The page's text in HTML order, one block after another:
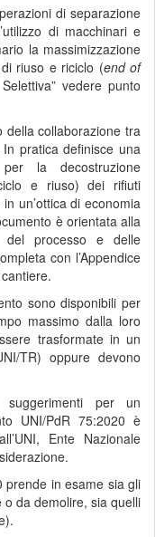
di separazione
di macchinari e
la massimizzazione
riuso e riciclo (end of
vedere punto
della collaborazione tra
pratica definisce una
per la decostruzione
e riuso) dei rifiuti
un’ottica di economia
è orientata alla
del processo e delle
con l’Appendice
sono disponibili per
massimo dalla loro
trasformate in un
TR) oppure devono
per un
UNI/PdR 75:2020 è
Ente Nazionale
prende in esame sia gli
da demolire, sia quelli